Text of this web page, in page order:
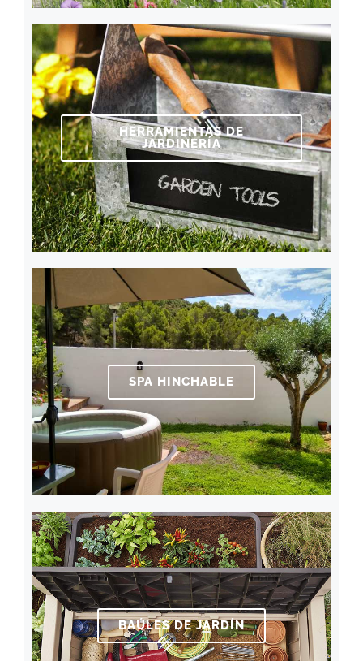
HERRAMIENTAS DE
JARDINERÍA
SPA HINCHABLE
BAÚLES DE JARDÍN